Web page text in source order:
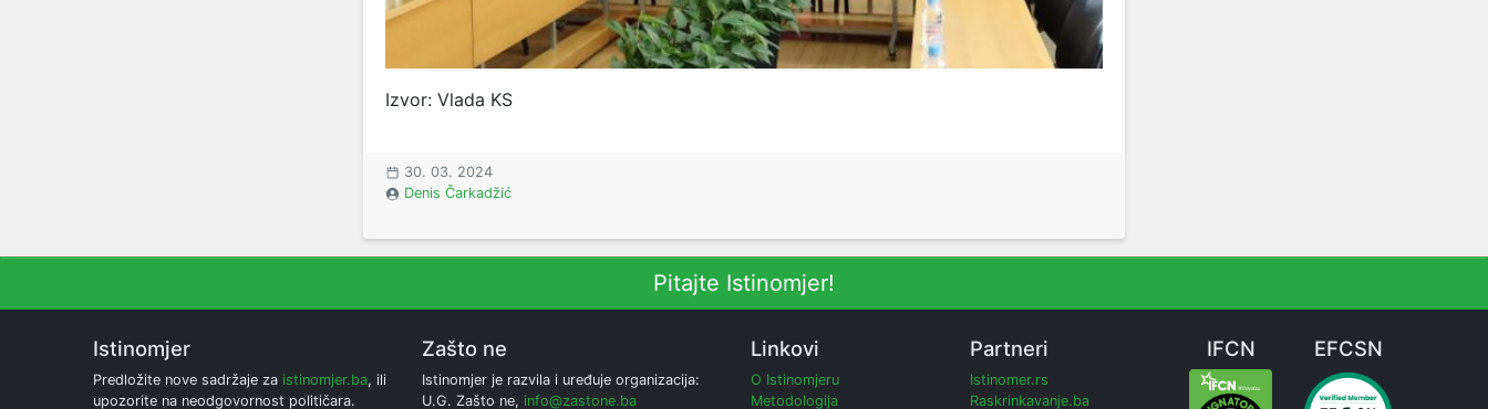
Izvor: Vlada KS
30. 03. 2024
Denis Čarkadžić
Pitajte Istinomjer!
Istinomjer
Predložite nove sadržaje za istinomjer.ba, ili
upozorite na neodgovornost političara.
Zašto ne
Istinomjer je razvila i uređuje organizacija:
U.G. Zašto ne, info@zastone.ba
Linkovi
O Istinomjeru
Metodologija
Partneri
Istinomer.rs
Raskrinkavanje.ba
IFCN EFCSN